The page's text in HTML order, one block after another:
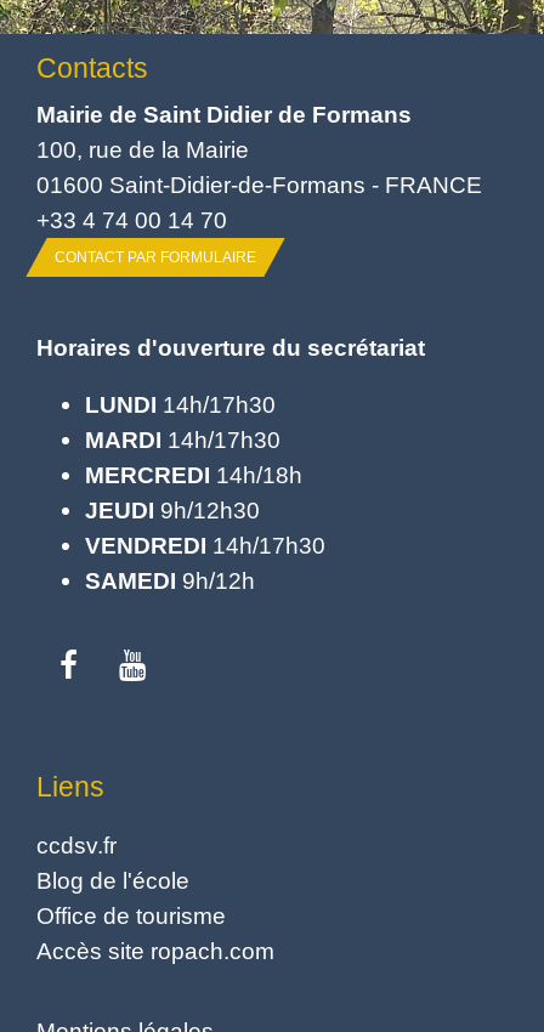
Contacts
Mairie de Saint Didier de Formans
100, rue de la Mairie
01600 Saint-Didier-de-Formans - FRANCE
+33 4 74 00 14 70
CONTACT PAR FORMULAIRE
Horaires d'ouverture du secrétariat
LUNDI 14h/17h30
MARDI 14h/17h30
MERCREDI 14h/18h
JEUDI 9h/12h30
VENDREDI 14h/17h30
SAMEDI 9h/12h
Liens
ccdsv.fr
Blog de l'école
Office de tourisme
Accès site ropach.com